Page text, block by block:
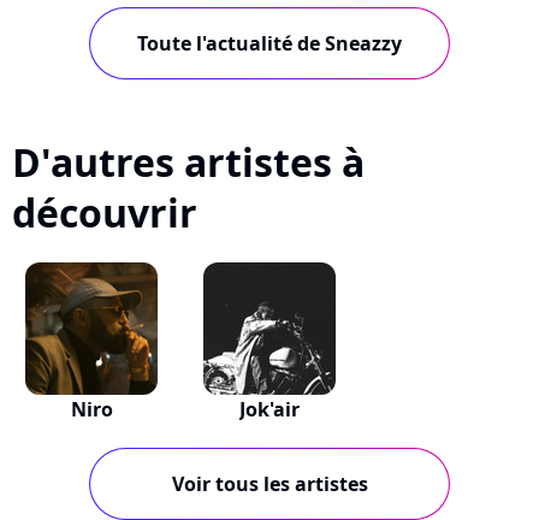
Toute l'actualité de Sneazzy
D'autres artistes à
découvrir
Niro Jok'air
Voir tous les artistes